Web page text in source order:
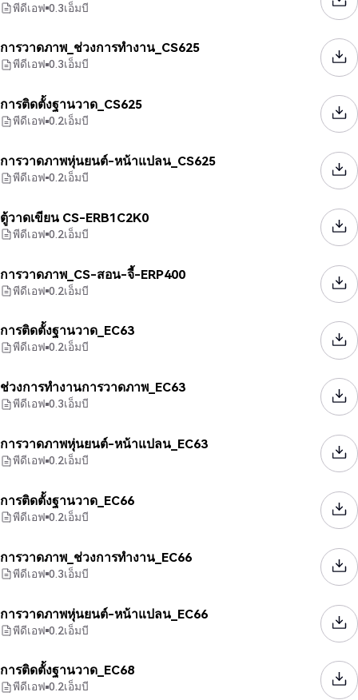
พีดีเอฟ 0.3เอ็มบี
การวาดภาพ_ช่วงการทำงาน_CS625
พีดีเอฟ 0.3เอ็มบี
การติดตั้งฐานวาด_CS625
พีดีเอฟ 0.2เอ็มบี
การวาดภาพหุ่นยนต์-หน้าแปลน_CS625
พีดีเอฟ 0.2เอ็มบี
ตู้วาดเขียน CS-ERB1C2K0
พีดีเอฟ 0.2เอ็มบี
การวาดภาพ_CS-สอน-จี้-ERP400
พีดีเอฟ 0.2เอ็มบี
การติดตั้งฐานวาด_EC63
พีดีเอฟ 0.2เอ็มบี
ช่วงการทำงานการวาดภาพ_EC63
พีดีเอฟ 0.3เอ็มบี
การวาดภาพหุ่นยนต์-หน้าแปลน_EC63
พีดีเอฟ 0.2เอ็มบี
การติดตั้งฐานวาด_EC66
พีดีเอฟ 0.2เอ็มบี
การวาดภาพ_ช่วงการทำงาน_EC66
พีดีเอฟ 0.3เอ็มบี
การวาดภาพหุ่นยนต์-หน้าแปลน_EC66
พีดีเอฟ 0.2เอ็มบี
การติดตั้งฐานวาด_EC68
พีดีเอฟ 0.2เอ็มบี